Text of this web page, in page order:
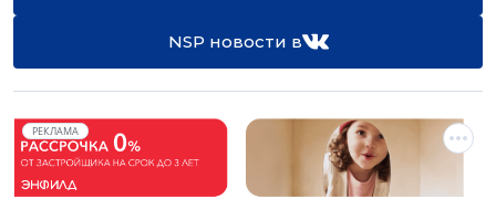
NSP новости в
РЕКЛАМА